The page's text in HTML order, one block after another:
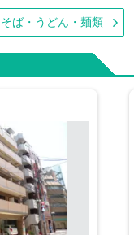
そば・うどん・麺類